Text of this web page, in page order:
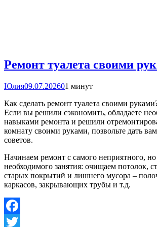
Ремонт туалета своими
Юлия09.07.202601 минут
Как сделать ремонт туалета своими
Если вы решили сэкономить, обладаете
навыками ремонта и решили
комнату своими руками, позвольте дать
советов.
Начинаем ремонт с самого неприятного,
необходимого занятия: очищаем потолок,
старых покрытий и лишнего мусора –
каркасов, закрывающих трубы и т.д.
Facebook